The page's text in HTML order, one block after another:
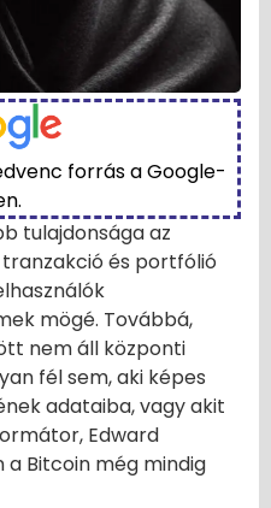
forrás a Google-
tulajdonsága az
és portfólió
mögé. Továbbá,
nem áll központi
fél sem, aki képes
adataiba, vagy akit
Edward
a Bitcoin még mindig